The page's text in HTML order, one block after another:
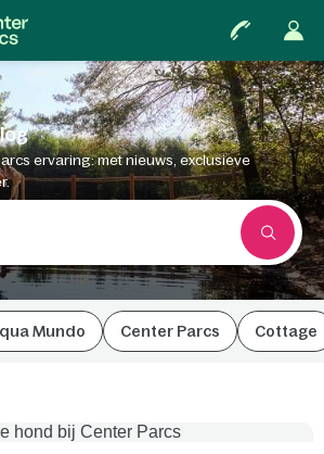
ervaring: met nieuws, exclusieve
Mundo Center Parcs Cottage